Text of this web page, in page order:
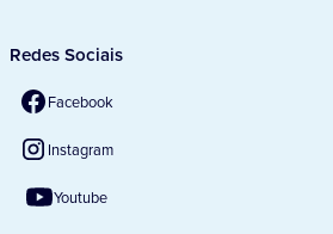
Redes Sociais
Facebook
Instagram
Youtube